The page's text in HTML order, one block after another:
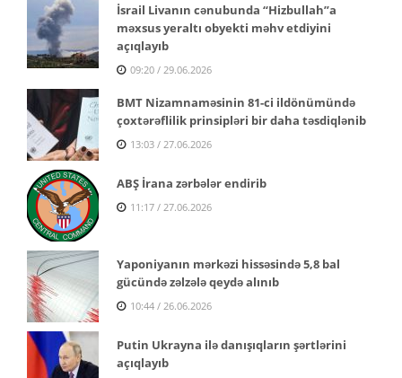
İsrail Livanın cənubunda “Hizbullah”a
məxsus yeraltı obyekti məhv etdiyini
açıqlayıb
09:20 / 29.06.2026
BMT Nizamnaməsinin 81-ci ildönümündə
çoxtərəflilik prinsipləri bir daha təsdiqlənib
13:03 / 27.06.2026
ABŞ İrana zərbələr endirib
11:17 / 27.06.2026
Yaponiyanın mərkəzi hissəsində 5,8 bal
gücündə zəlzələ qeydə alınıb
10:44 / 26.06.2026
Putin Ukrayna ilə danışıqların şərtlərini
açıqlayıb